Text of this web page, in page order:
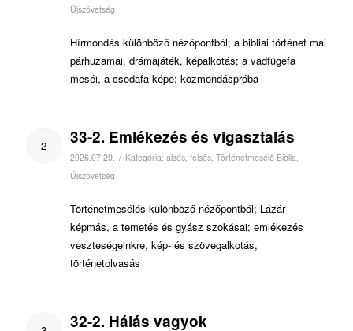
Újszövetség
Hírmondás különböző nézőpontból; a bibliai történet mai
párhuzamai, drámajáték, képalkotás; a vadfügefa
meséi, a csodafa képe; közmondáspróba
2 33-2. Emlékezés és vigasztalás
2026.07.29. / Kategória: alsós, felsős, Történetmesélő Biblia
Újszövetség
Történetmesélés különböző nézőpontból; Lázár-
képmás, a temetés és gyász szokásai; emlékezés
veszteségeinkre, kép- és szövegalkotás,
történetolvasás
32-2. Hálás vagyok